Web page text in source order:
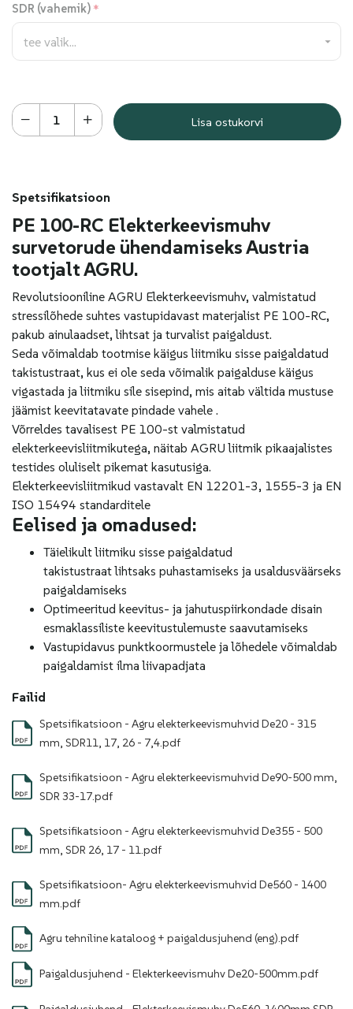
SDR (vahemik)
Lisa ostukorvi
Spetsifikatsioon
PE 100-RC Elekterkeevismuhv
survetorude ühendamiseks Austria
tootjalt AGRU.
Revolutsiooniline AGRU Elekterkeevismuhv, valmistatud
stressilõhede suhtes vastupidavast materjalist PE 100-RC,
pakub ainulaadset, lihtsat ja turvalist paigaldust.
Seda võimaldab tootmise käigus liitmiku sisse paigaldatud
takistustraat, kus ei ole seda võimalik paigalduse käigus
vigastada ja liitmiku sile sisepind, mis aitab vältida mustuse
jäämist keevitatavate pindade vahele .
Võrreldes tavalisest PE 100-st valmistatud
elekterkeevisliitmikutega, näitab AGRU liitmik pikaajalistes
testides oluliselt pikemat kasutusiga.
Elekterkeevisliitmikud vastavalt EN 12201-3, 1555-3 ja EN
ISO 15494 standarditele
Eelised ja omadused:
Täielikult liitmiku sisse paigaldatud
takistustraat lihtsaks puhastamiseks ja usaldusväärseks
paigaldamiseks
Optimeeritud keevitus- ja jahutuspiirkondade disain
esmaklassiliste keevitustulemuste saavutamiseks
Vastupidavus punktkoormustele ja lõhedele võimaldab
paigaldamist ilma liivapadjata
Failid
Spetsifikatsioon - Agru elekterkeevismuhvid De20 - 315
mm, SDR11, 17, 26 - 7,4.pdf
Spetsifikatsioon - Agru elekterkeevismuhvid De90-500 mm,
SDR 33-17.pdf
Spetsifikatsioon - Agru elekterkeevismuhvid De355 - 500
mm, SDR 26, 17 - 11.pdf
Spetsifikatsioon- Agru elekterkeevismuhvid De560 - 1400
mm.pdf
Agru tehniline kataloog + paigaldusjuhend (eng).pdf
Paigaldusjuhend - Elekterkeevismuhv De20-500mm.pdf